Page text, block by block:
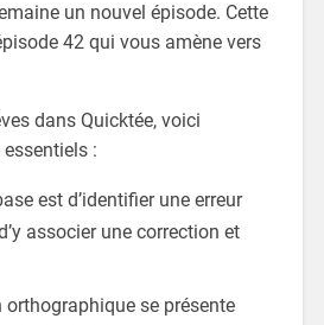
un nouvel épisode. Cette
42 qui vous amène vers
dans Quicktée, voici
:
est d’identifier une erreur
associer une correction et
orthographique se présente